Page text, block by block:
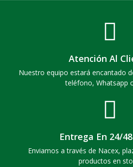
Atención Al
Nuestro equipo estará encantado
teléfono, Whatsapp
Entrega En 24/
Enviamos a través de Nacex,
productos en